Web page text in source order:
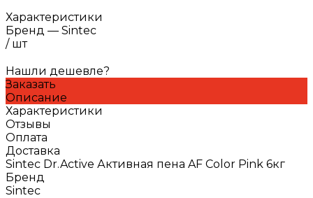
Характеристики
Бренд — Sintec
/ шт
Нашли дешевле?
Заказать
Описание
Характеристики
Отзывы
Оплата
Доставка
Sintec Dr.Active Активная пена AF Color Pink 6кг
Бренд
Sintec